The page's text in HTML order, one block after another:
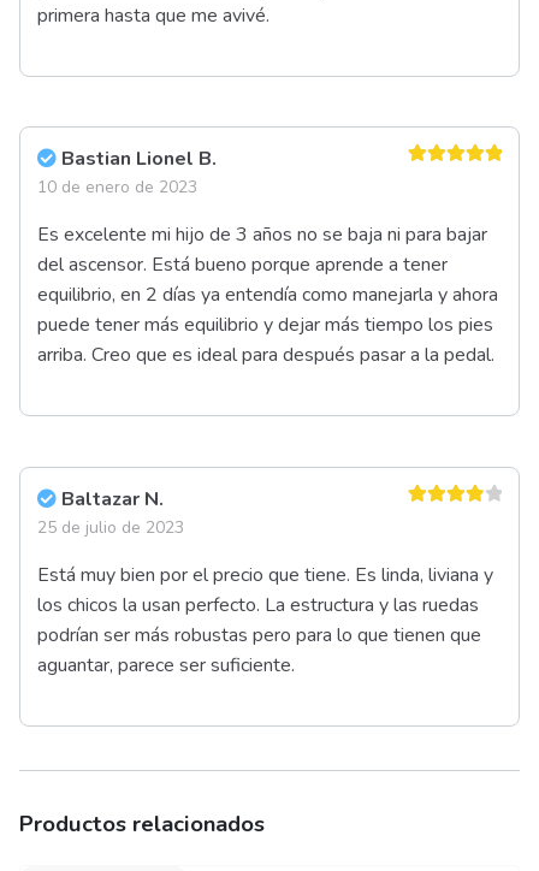
primera hasta que me avivé.
Bastian Lionel B.
10 de enero de 2023
Es excelente mi hijo de 3 años no se baja ni para bajar
del ascensor. Está bueno porque aprende a tener
equilibrio, en 2 días ya entendía como manejarla y ahora
puede tener más equilibrio y dejar más tiempo los pies
arriba. Creo que es ideal para después pasar a la pedal.
Baltazar N.
25 de julio de 2023
Está muy bien por el precio que tiene. Es linda, liviana y
los chicos la usan perfecto. La estructura y las ruedas
podrían ser más robustas pero para lo que tienen que
aguantar, parece ser suficiente.
Productos relacionados